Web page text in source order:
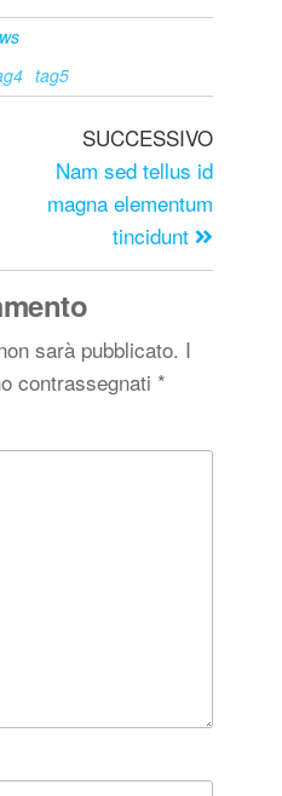
tag5
SUCCESSIVO
Nam sed tellus id
magna elementum
tincidunt
sarà pubblicato. I
contrassegnati *